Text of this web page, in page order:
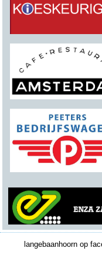
langebaanhoorn op